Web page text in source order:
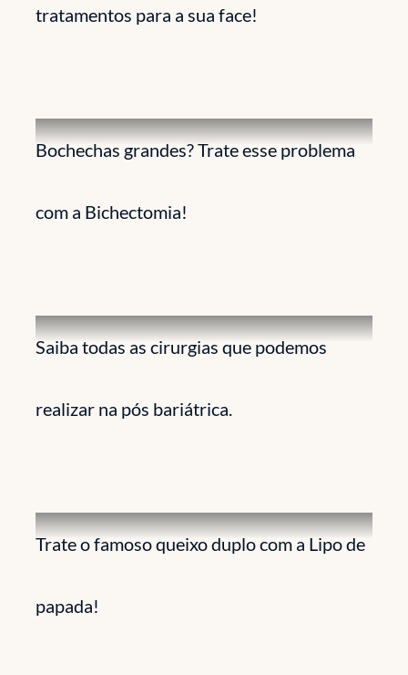
tratamentos para a sua face!
Bochechas grandes? Trate esse problema
com a Bichectomia!
Saiba todas as cirurgias que podemos
realizar na pós bariátrica.
Trate o famoso queixo duplo com a Lipo de
papada!